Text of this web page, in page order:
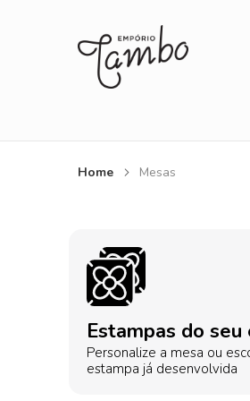
Home Mesas
Estampas do
Personalize a mesa ou
estampa já desenvolvida